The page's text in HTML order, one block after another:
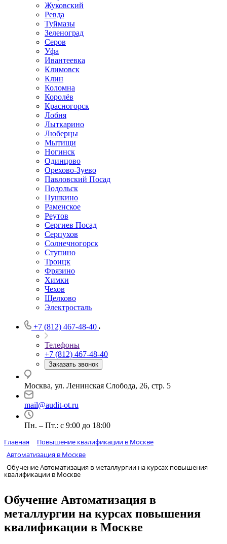
Жуковский
Ревда
Туймазы
Зеленоград
Серов
Уфа
Ивантеевка
Климовск
Клин
Коломна
Королёв
Красногорск
Лобня
Лыткарино
Люберцы
Мытищи
Ногинск
Одинцово
Орехово-Зуево
Павловский Посад
Подольск
Пушкино
Раменское
Реутов
Сергиев Посад
Серпухов
Солнечногорск
Ступино
Троицк
Фрязино
Химки
Чехов
Щелково
Электросталь
+7 (812) 467-48-40
Телефоны
+7 (812) 467-48-40
Заказать звонок
Москва, ул. Ленинская Слобода, 26, стр. 5
mail@audit-ot.ru
Пн. – Пт.: с 9:00 до 18:00
Главная
Повышение квалификации в Москве
Автоматизация в Москве
Обучение Автоматизация в металлургии на курсах повышения
квалификации в Москве
Обучение Автоматизация в
металлургии на курсах повышения
квалификации в Москве